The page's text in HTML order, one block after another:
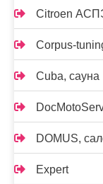
Citroen
Corpus-
Cuba, сауна
DOMUS,
Expert